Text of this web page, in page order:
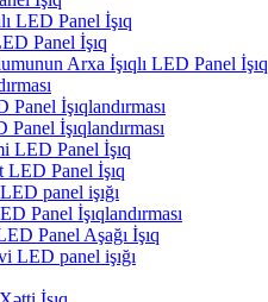
LED Panel İşıq
Panel İşıq
Arxa İşıqlı LED Panel İşıq
İşıqlandırması
İşıqlandırması
LED Panel İşıq
LED Panel İşıq
panel işığı
Panel İşıqlandırması
Panel Aşağı İşıq
LED panel işığı